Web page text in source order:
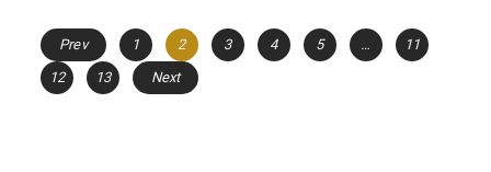
Prev 1 2 3 4 5 …
11
12
13 Next